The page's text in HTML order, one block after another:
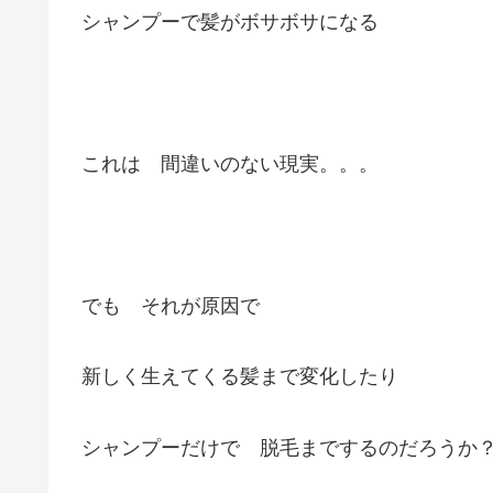
シャンプーで髪がボサボサになる
これは 間違いのない現実。。。
でも それが原因で
新しく生えてくる髪まで変化したり
シャンプーだけで 脱毛までするのだろうか